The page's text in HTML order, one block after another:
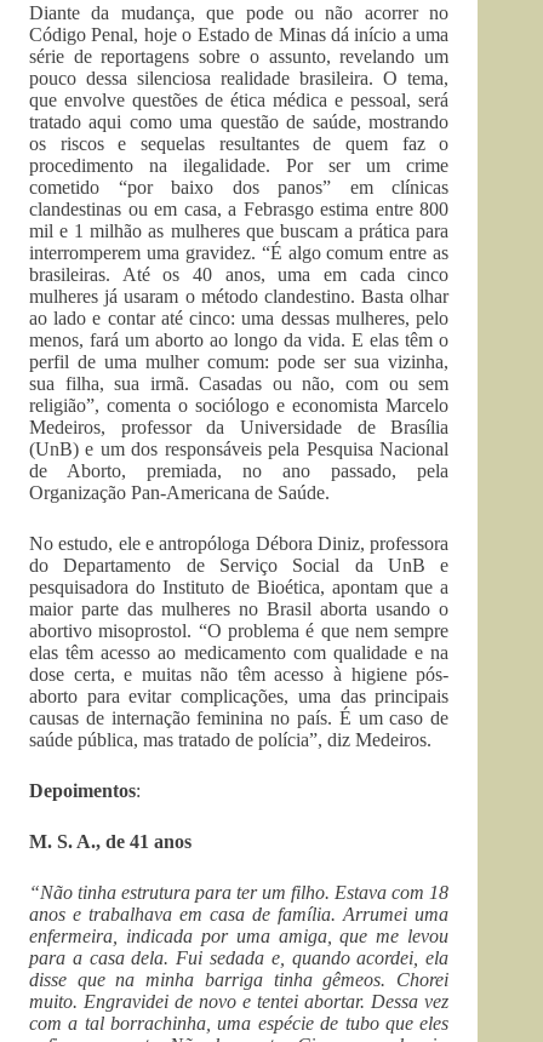
Diante da mudança, que pode ou não acorrer no
Código Penal, hoje o Estado de Minas dá início a uma
série de reportagens sobre o assunto, revelando um
pouco dessa silenciosa realidade brasileira. O tema,
que envolve questões de ética médica e pessoal, será
tratado aqui como uma questão de saúde, mostrando
os riscos e sequelas resultantes de quem faz o
procedimento na ilegalidade. Por ser um crime
cometido “por baixo dos panos” em clínicas
clandestinas ou em casa, a Febrasgo estima entre 800
mil e 1 milhão as mulheres que buscam a prática para
interromperem uma gravidez. “É algo comum entre as
brasileiras. Até os 40 anos, uma em cada cinco
mulheres já usaram o método clandestino. Basta olhar
ao lado e contar até cinco: uma dessas mulheres, pelo
menos, fará um aborto ao longo da vida. E elas têm o
perfil de uma mulher comum: pode ser sua vizinha,
sua filha, sua irmã. Casadas ou não, com ou sem
religião”, comenta o sociólogo e economista Marcelo
Medeiros, professor da Universidade de Brasília
(UnB) e um dos responsáveis pela Pesquisa Nacional
de Aborto, premiada, no ano passado, pela
Organização Pan-Americana de Saúde.
No estudo, ele e antropóloga Débora Diniz, professora
do Departamento de Serviço Social da UnB e
pesquisadora do Instituto de Bioética, apontam que a
maior parte das mulheres no Brasil aborta usando o
abortivo misoprostol. “O problema é que nem sempre
elas têm acesso ao medicamento com qualidade e na
dose certa, e muitas não têm acesso à higiene pós-
aborto para evitar complicações, uma das principais
causas de internação feminina no país. É um caso de
saúde pública, mas tratado de polícia”, diz Medeiros.
Depoimentos:
M. S. A., de 41 anos
“Não tinha estrutura para ter um filho. Estava com 18
anos e trabalhava em casa de família. Arrumei uma
enfermeira, indicada por uma amiga, que me levou
para a casa dela. Fui sedada e, quando acordei, ela
disse que na minha barriga tinha gêmeos. Chorei
muito. Engravidei de novo e tentei abortar. Dessa vez
com a tal borrachinha, uma espécie de tubo que eles